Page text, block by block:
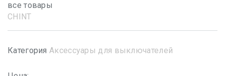
все товары
CHINT
Категория Аксессуары для выключателей